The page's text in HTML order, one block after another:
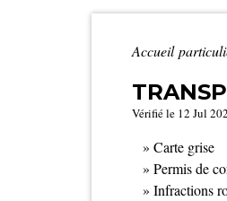
Accueil
Vérifié le 12 Jul
Carte grise
Permis de
Infractions